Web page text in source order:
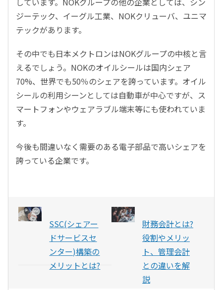
ジーテック、イーグル工業、NOKクリューバ、ユニマ
テックがあります。
その中でも日本メクトロンはNOKグループの中核と言
えるでしょう。NOKのオイルシールは国内シェア
70%、世界でも50％のシェアを誇っています。オイル
シールの利用シーンとしては自動車が中心ですが、ス
マートフォンやウェアラブル端末等にも使われていま
す。
今後も間違いなく需要のある電子部品で高いシェアを
誇っている企業です。
SSC(シェアー
ドサービスセ
ンター)構築の
メリットとは?
財務会計とは?
役割やメリッ
ト、管理会計
との違いを解
説